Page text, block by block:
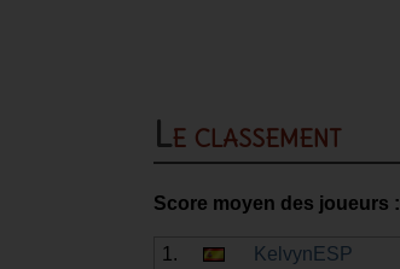
Le classement
Score moyen des joueurs :
1. KelvynESP